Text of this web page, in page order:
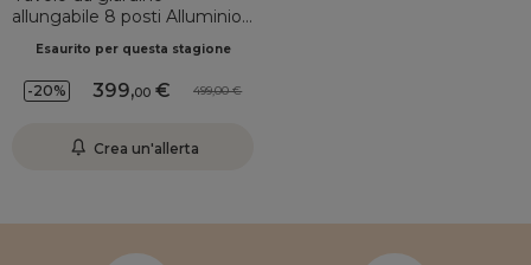
allungabile 8 posti Alluminio
90 cm)Grigio antracite
Esaurito per questa stagione
-20% 399,00 499,00
Crea un'allerta